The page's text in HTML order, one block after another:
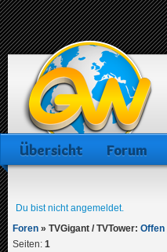
Übersicht Forum
Du bist nicht angemeldet.
Foren » TVGigant / TVTower: Offen
Seiten: 1